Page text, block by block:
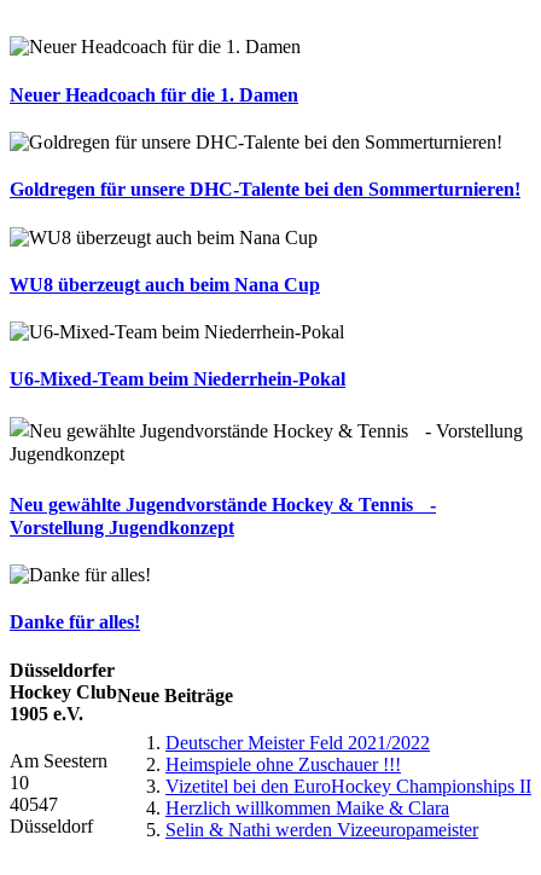
Neuer Headcoach für die 1. Damen
Goldregen für unsere DHC-Talente bei den Sommerturnieren!
WU8 überzeugt auch beim Nana Cup
U6-Mixed-Team beim Niederrhein-Pokal
Neu gewählte Jugendvorstände Hockey & Tennis -
Vorstellung Jugendkonzept
Danke für alles!
Neue Beiträge
Deutscher Meister Feld 2021/2022
Heimspiele ohne Zuschauer !!!
Vizetitel bei den EuroHockey Championships II
Herzlich willkommen Maike & Clara
Selin & Nathi werden Vizeeuropameister
Düsseldorfer
Hockey Club
1905 e.V.
Am Seestern
10
40547
Düsseldorf